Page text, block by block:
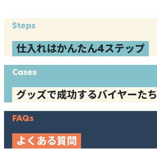
Steps
仕入れはかんたん4ステップ
Cases
グッズで成功するバイヤーたち
FAQs
よくある質問